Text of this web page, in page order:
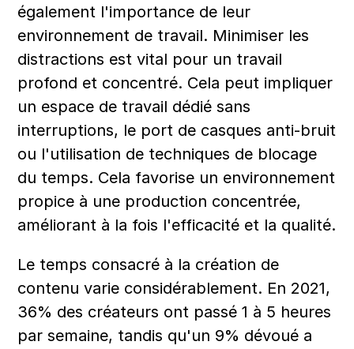
également l'importance de leur
environnement de travail. Minimiser les
distractions est vital pour un travail
profond et concentré. Cela peut impliquer
un espace de travail dédié sans
interruptions, le port de casques anti-bruit
ou l'utilisation de techniques de blocage
du temps. Cela favorise un environnement
propice à une production concentrée,
améliorant à la fois l'efficacité et la qualité.
Le temps consacré à la création de
contenu varie considérablement. En 2021,
36% des créateurs ont passé 1 à 5 heures
par semaine, tandis qu'un 9% dévoué a